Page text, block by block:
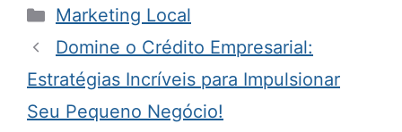
Categorias
Marketing Local
Domine o Crédito Empresarial:
Estratégias Incríveis para Impulsionar
Seu Pequeno Negócio!